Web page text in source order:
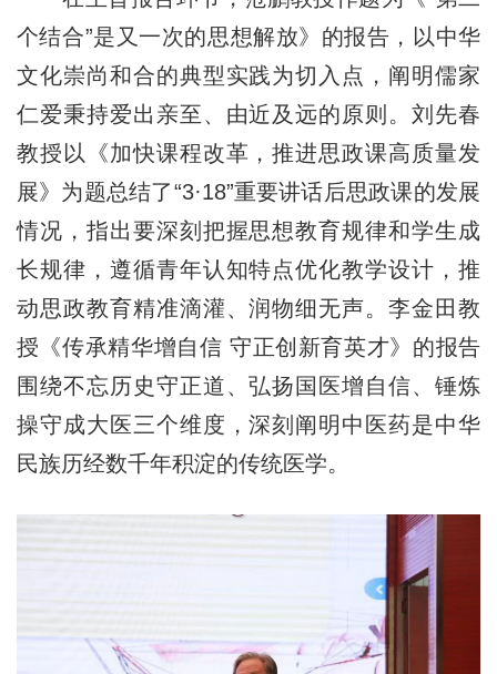
个结合”是又一次的思想解放》的报告，以中华
文化崇尚和合的典型实践为切入点，阐明儒家
仁爱秉持爱出亲至、由近及远的原则。刘先春
教授以《加快课程改革，推进思政课高质量发
展》为题总结了“3·18”重要讲话后思政课的发展
情况，指出要深刻把握思想教育规律和学生成
长规律，遵循青年认知特点优化教学设计，推
动思政教育精准滴灌、润物细无声。李金田教
授《传承精华增自信 守正创新育英才》的报告
围绕不忘历史守正道、弘扬国医增自信、锤炼
操守成大医三个维度，深刻阐明中医药是中华
民族历经数千年积淀的传统医学。